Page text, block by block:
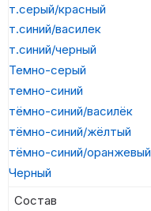
т.серый/красный
т.синий/василек
т.синий/черный
Темно-серый
темно-синий
тёмно-синий/василёк
тёмно-синий/жёлтый
тёмно-синий/оранжевый
Черный
Состав